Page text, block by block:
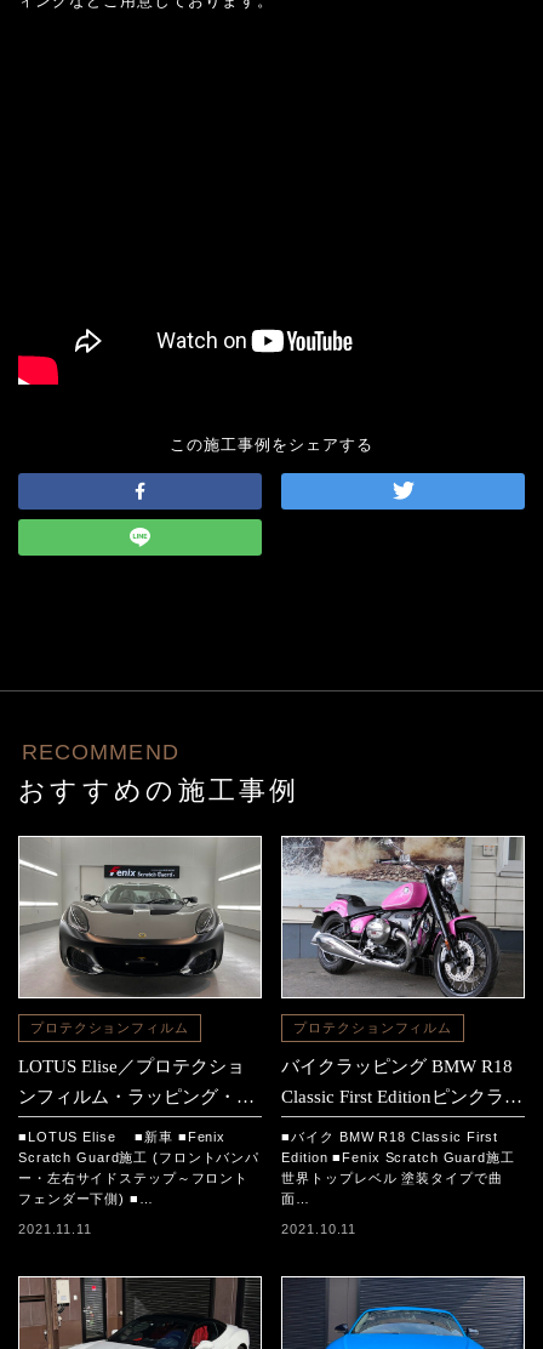
この施工事例をシェアする
RECOMMEND
おすすめの施工事例
プロテクションフィルム
LOTUS Elise／プロテクショ
ンフィルム・ラッピング・コ
■LOTUS Elise ■新車 ■Fenix
Scratch Guard施工 (フロントバンパ
ー・左右サイドステップ～フロント
フェンダー下側) ■…
2021.11.11
プロテクションフィルム
バイクラッピング BMW R18
Classic First Editionピンクラッ
■バイク BMW R18 Classic First
Edition ■Fenix Scratch Guard施工
世界トップレベル 塗装タイプで曲
面…
2021.10.11